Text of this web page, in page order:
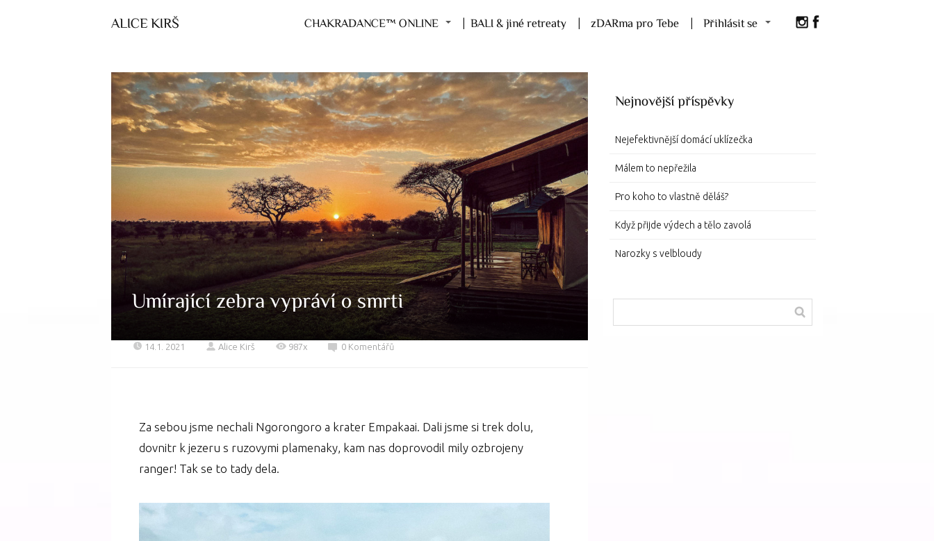
ALICE KIRŠ CHAKRADANCE™ ONLINE BALI & jiné retreaty zDARma pro Tebe Přihlásit se
Umírající zebra vypráví o smrti
14.1. 2021 Alice Kirš 987x 0 Komentářů
Za sebou jsme nechali Ngorongoro a krater Empakaai. Dali jsme si trek dolu,
dovnitr k jezeru s ruzovymi plamenaky, kam nas doprovodil mily ozbrojeny
ranger! Tak se to tady dela.⁣
Nejnovější příspěvky
Nejefektivnější domácí uklízečka
Málem to nepřežila
Pro koho to vlastně děláš?
Když přijde výdech a tělo zavolá
Narozky s velbloudy